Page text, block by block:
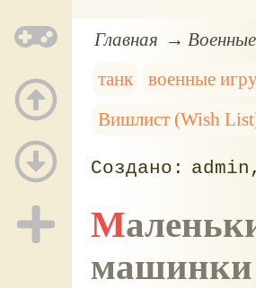
Главная
танк
военные
Вишлист (Wish
admin
Маленькие пластмассовые танки и военные
машинки